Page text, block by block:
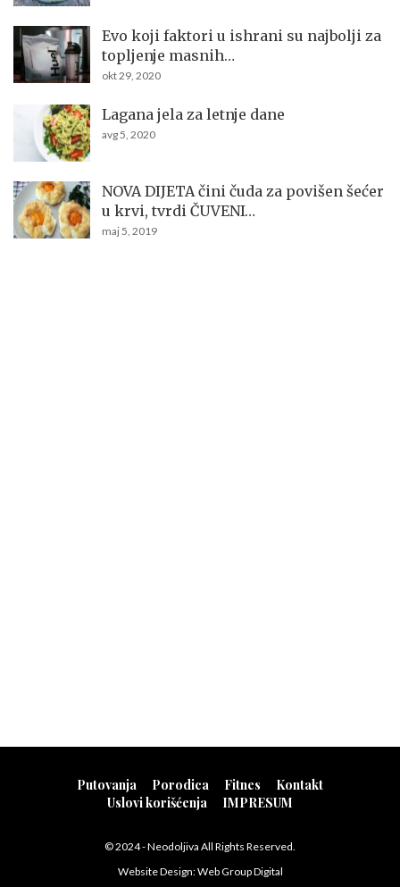
Evo koji faktori u ishrani su najbolji za
topljenje masnih…
okt 29, 2020
Lagana jela za letnje dane
avg 5, 2020
NOVA DIJETA čini čuda za povišen šećer
u krvi, tvrdi ČUVENI…
maj 5, 2019
Putovanja Porodica Fitnes
Kontakt
Uslovi korišćenja
IMPRESUM
© 2024 - Neodoljiva All Rights Reserved.
Website Design:Web Group Digital